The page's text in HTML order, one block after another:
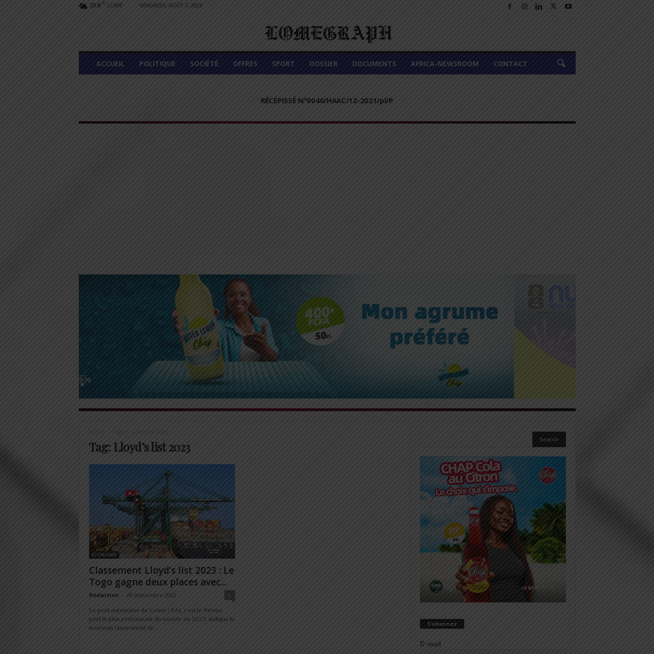
23.6 C LOMÉ VENDREDI, AOÛT 7, 2026
L
M
ACCUEIL POLITIQUE SOCIÉTÉ OFFRES SPORT DOSSIER DOCUMENTS AFRICA-NEWSROOM CONTACT
RÉCÉPISSÉ N°0040/HAAC/12-2021/pl/P
Accueil Tags Lloyd’s list 2023
Tag: Lloyd’s list 2023
ECONOMIE
Classement Lloyd’s list 2023 : Le
Togo gagne deux places avec...
Redaction - 28 septembre 2023 0
Le port autonome de Lomé ( PAL ) est le 94ème
port le plus performant du monde en 2023, indique le
nouveau classement de...
S’abonnez
E-mail